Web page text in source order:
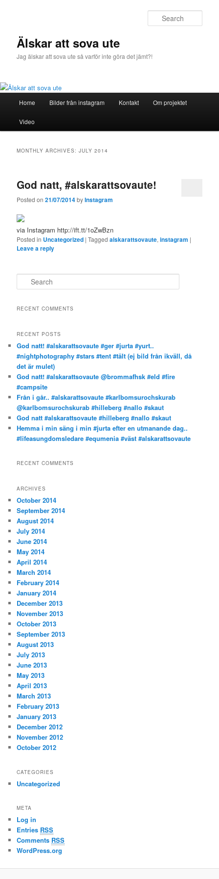
Älskar att sova ute
Jag älskar att sova ute så varför inte göra det jämt?!
Skip
to
Skip
to
Home Bilder från instagram Kontakt Om projektet
Video
MONTHLY ARCHIVES:JULY 2014
God natt, #alskarattsovaute!
Posted on21/07/2014byInstagram
via Instagram http://ift.tt/1oZwBzn
Posted in Uncategorized |Tagged alskarattsovaute,instagram |
Leave a reply
e
rRECENT COMMENTS
RECENT POSTS
God natt! #alskarattsovaute #ger #jurta #yurt..
#nightphotography #stars #tent #tält (ej bild från ikväll, då
det är mulet)
God natt! #alskarattsovaute @brommafhsk #eld #fire
#campsite
Från i går.. #alskarattsovaute #karlbomsurochskurab
@karlbomsurochskurab #hilleberg #nallo #skaut
God natt #alskarattsovaute #hilleberg #nallo #skaut
Hemma i min säng i min #jurta efter en utmanande dag..
#lifeasungdomsledare #equmenia #väst #alskarattsovaute
RECENT COMMENTS
ARCHIVES
October 2014
September 2014
August 2014
July 2014
June 2014
May 2014
April 2014
March 2014
February 2014
January 2014
December 2013
November 2013
October 2013
September 2013
August 2013
July 2013
June 2013
May 2013
April 2013
March 2013
February 2013
January 2013
December 2012
November 2012
October 2012
CATEGORIES
Uncategorized
META
Log in
Entries RSS
Comments RSS
WordPress.org